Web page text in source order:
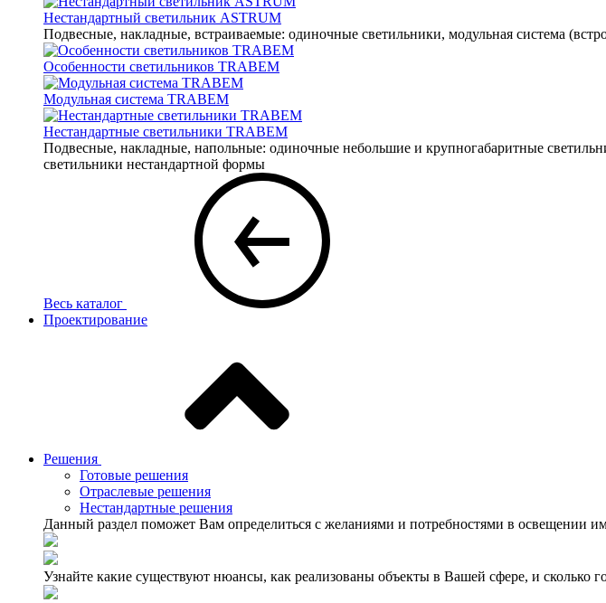
Нестандартный светильник ASTRUM
Подвесные, накладные, встраиваемые: одиночные светильники, модульная система
Особенности светильников TRABEM
Модульная система TRABEM
Нестандартные светильники TRABEM
Подвесные, накладные, напольные: одиночные небольшие и крупногабаритные
светильники нестандартной формы
Весь каталог
Проектирование
Решения
Готовые решения
Отраслевые решения
Нестандартные решения
Данный раздел поможет Вам определиться с желаниями и потребностями в освещении
Узнайте какие существуют нюансы, как реализованы объекты в Вашей сфере, и сколько